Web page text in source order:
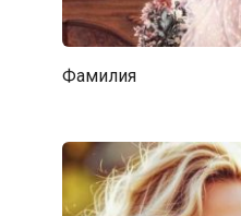
Фамилия